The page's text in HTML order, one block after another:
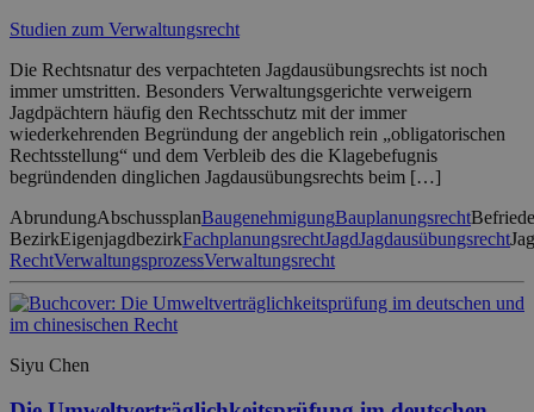
Studien zum Verwaltungsrecht
Die Rechtsnatur des verpachteten Jagdausübungsrechts ist noch
immer umstritten. Besonders Verwaltungsgerichte verweigern
Jagdpächtern häufig den Rechtsschutz mit der immer
wiederkehrenden Begründung der angeblich rein „obligatorischen
Rechtsstellung“ und dem Verbleib des die Klagebefugnis
begründenden dinglichen Jagdausübungsrechts beim […]
AbrundungAbschussplanBaugenehmigungBauplanungsrecht
BezirkEigenjagdbezirkFachplanungsrechtJagdJagdausübungsrecht
RechtVerwaltungsprozessVerwaltungsrecht
Siyu Chen